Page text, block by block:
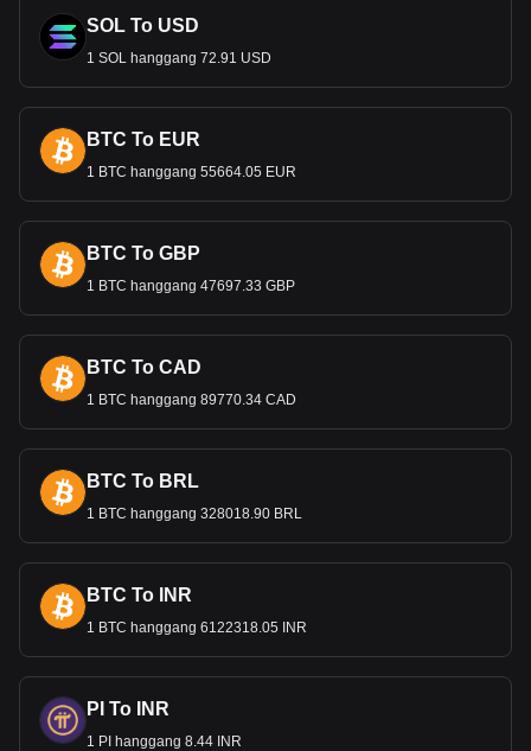
SOL To USD
1 SOL hanggang 72.91 USD
BTC To EUR
1 BTC hanggang 55664.05 EUR
BTC To GBP
1 BTC hanggang 47697.33 GBP
BTC To CAD
1 BTC hanggang 89770.34 CAD
BTC To BRL
1 BTC hanggang 328018.90 BRL
BTC To INR
1 BTC hanggang 6122318.05 INR
PI To INR
1 PI hanggang 8.44 INR